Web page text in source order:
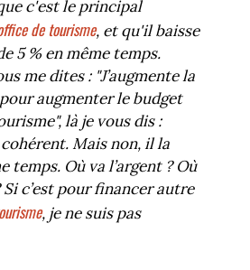
c'est le principal
de tourisme, et qu'il baisse
5 % en même temps.
me dites : "J’augmente la
augmenter le budget
là je vous dis :
cohérent. Mais non, il la
temps. Où va l’argent ? Où
c’est pour financer autre
, je ne suis pas